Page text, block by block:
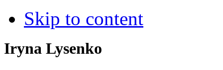
Skip to content
Iryna Lysenko